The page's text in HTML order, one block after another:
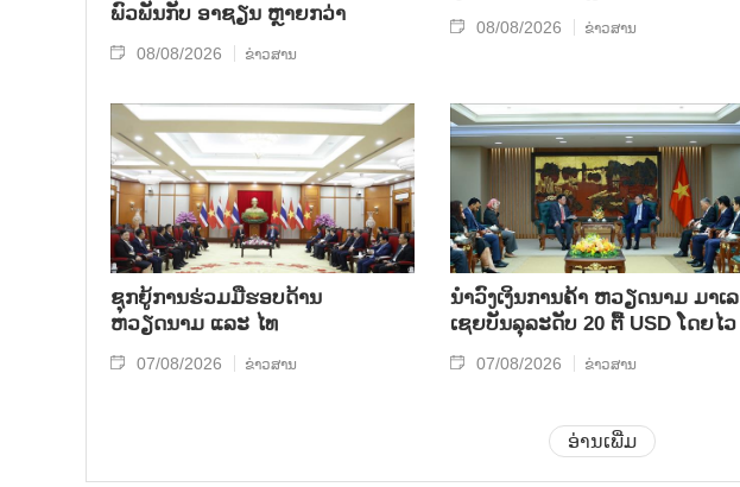
ພົວພັນກັບ ອາຊຽນ ຫຼາຍກວ່າ
08/08/2026 ຂ່າວສານ
08/08/2026 ຂ່າວສານ
ຊຸກຍູ້ການຮ່ວມມືຮອບດ້ານ
ຫວຽດນາມ ແລະ ໄທ
07/08/2026 ຂ່າວສານ
ນຳ​ວົງ​ເງິນ​ການ​ຄ້າ ຫວຽດ​ນາມ ມາ​ເລ​
ເຊຍ​ບັນ​ລຸ​ລະ​ດັບ 20 ຕື້ USD ໂດຍ​ໄວ
07/08/2026 ຂ່າວສານ
ອ່ານເພີ່ມ